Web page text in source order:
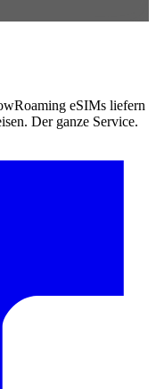
eSIMs liefern
Der ganze Service.